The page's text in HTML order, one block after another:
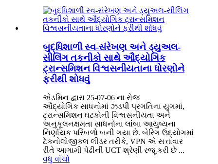
બુદ્ધિશાળી સ્વ-સંરેખણ અને ડ્યુઅલ-
સીલિંગ તકનીકો સાથે ઔદ્યોગિક
ટ્રાન્સમિશન વિશ્વસનીયતાના ધોરણોને
ફરીથી શોધવું
એડમિન દ્વારા 25-07-06 ના રોજ
ઔદ્યોગિક સાધનોમાં ઝડપી પ્રગતિના યુગમાં,
ટ્રાન્સમિશન ઘટકોની વિશ્વસનીયતા અને
અનુકૂલનક્ષમતા સાધનોના લાંબા આયુષ્યના
નિર્ણાયક પરિબળો બની ગયા છે. બેરિંગ ઉદ્યોગમાં
ટેકનોલોજીકલ લીડર તરીકે, VPN એ સત્તાવાર
રીતે આગામી પેઢીની UCT શ્રેણી રજૂ કરી છે ...
વધુ વાંચો